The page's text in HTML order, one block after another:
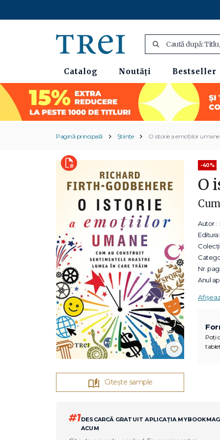
Catalog Noutăți Bestseller
Pagină principală Științe O istorie a emoțiilor umane
Citește sample
-40%
O
Autor :
Editura:
Nr.
Anul
Poți
#1DESCARCĂ GRATUIT APLICAȚIA MYBOOKMAG
ACUM